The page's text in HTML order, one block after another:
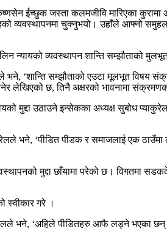
ईच्छुक जस्ता कलमजीवि मारिएका
चुक्नुभयो। उहाँले आफ्नो
न्यायको व्यवस्थापन शान्ति सम्झौताको
‘शान्ति सम्झौताको एउटा मूलभूत विषय
छ, तिनै अक्षरको भावनामा
मुद्दा उठाउने इन्सेकका अध्यक्ष सुबोध
‘पीडित पीडक र समाजलाई एक ठाउँमा
मुद्दा छाँयामा परेको छ।
स्वीकार गरे ।
भने, ‘अहिले पीडितहरु आफै लड्ने भएका